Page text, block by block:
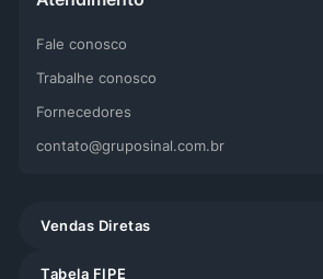
Fale conosco
Trabalhe conosco
Fornecedores
contato@gruposinal.com.br
Vendas Diretas
Tabela FIPE